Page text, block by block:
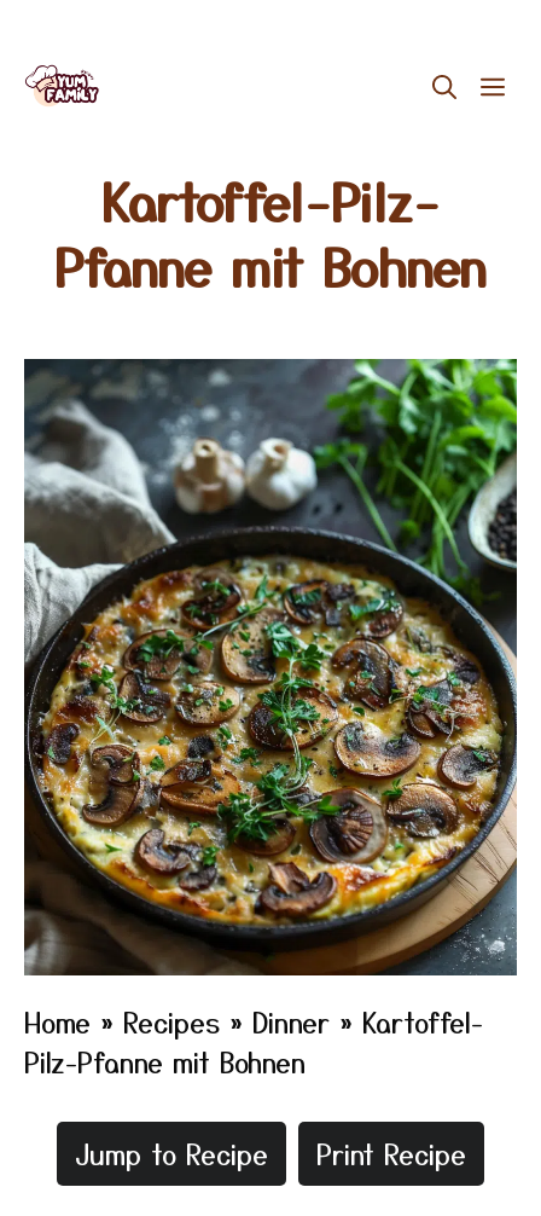
Skip
Kartoffel-Pilz-
Pfanne mit Bohnen
Home » Recipes » Dinner » Kartoffel-
Pilz-Pfanne mit Bohnen
Jump to Recipe Print Recipe